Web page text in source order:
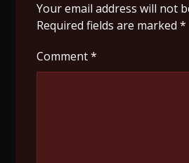
Your email address will not
Required fields are marked*
Comment*